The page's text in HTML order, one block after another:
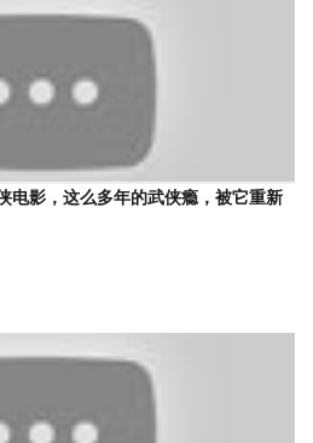
电影，这么多年的武侠瘾，被它重新